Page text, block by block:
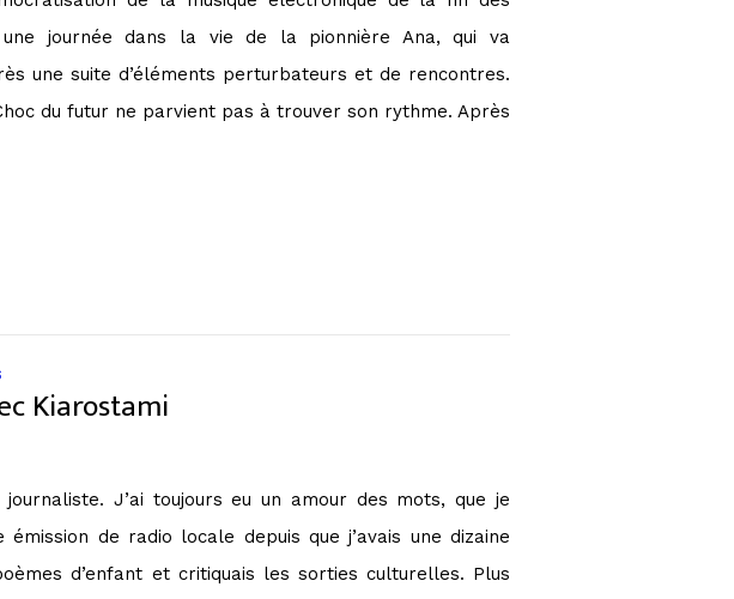
journée dans la vie de la pionnière Ana, qui va
une suite d’éléments perturbateurs et de rencontres.
du futur ne parvient pas à trouver son rythme. Après
Kiarostami
J’ai toujours eu un amour des mots, que je
émission de radio locale depuis que j’avais une dizaine
d’enfant et critiquais les sorties culturelles. Plus